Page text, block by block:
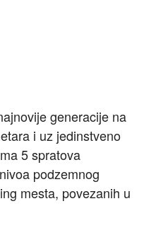
generacije na
i uz jedinstveno
5 spratova
podzemnog
mesta, povezanih u